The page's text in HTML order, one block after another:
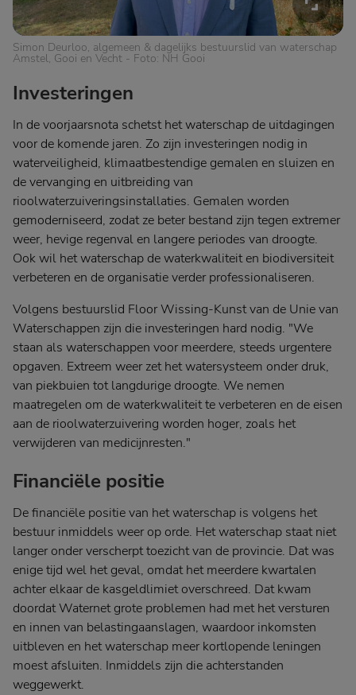
Simon Deurloo, algemeen & dagelijks bestuurslid van waterschap
Amstel, Gooi en Vecht - Foto: NH Gooi
Investeringen
In de voorjaarsnota schetst het waterschap de uitdagingen
voor de komende jaren. Zo zijn investeringen nodig in
waterveiligheid, klimaatbestendige gemalen en sluizen en
de vervanging en uitbreiding van
rioolwaterzuiveringsinstallaties. Gemalen worden
gemoderniseerd, zodat ze beter bestand zijn tegen extremer
weer, hevige regenval en langere periodes van droogte.
Ook wil het waterschap de waterkwaliteit en biodiversiteit
verbeteren en de organisatie verder professionaliseren.
Volgens bestuurslid Floor Wissing-Kunst van de Unie van
Waterschappen zijn die investeringen hard nodig. "We
staan als waterschappen voor meerdere, steeds urgentere
opgaven. Extreem weer zet het watersysteem onder druk,
van piekbuien tot langdurige droogte. We nemen
maatregelen om de waterkwaliteit te verbeteren en de eisen
aan de rioolwaterzuivering worden hoger, zoals het
verwijderen van medicijnresten."
Financiële positie
De financiële positie van het waterschap is volgens het
bestuur inmiddels weer op orde. Het waterschap staat niet
langer onder verscherpt toezicht van de provincie. Dat was
enige tijd wel het geval, omdat het meerdere kwartalen
achter elkaar de kasgeldlimiet overschreed. Dat kwam
doordat Waternet grote problemen had met het versturen
en innen van belastingaanslagen, waardoor inkomsten
uitbleven en het waterschap meer kortlopende leningen
moest afsluiten. Inmiddels zijn die achterstanden
weggewerkt.